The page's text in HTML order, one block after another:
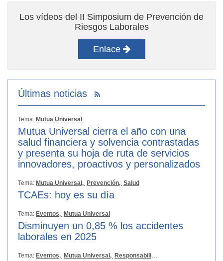
Los vídeos del II Simposium de Prevención de
Riesgos Laborales
Enlace
Últimas noticias
Tema: Mutua Universal
Mutua Universal cierra el año con una
salud financiera y solvencia contrastadas
y presenta su hoja de ruta de servicios
innovadores, proactivos y personalizados
Tema: Mutua Universal, Prevención, Salud
TCAEs: hoy es su día
Tema: Eventos, Mutua Universal
Disminuyen un 0,85 % los accidentes
laborales en 2025
Tema: Eventos, Mutua Universal, Responsabilidad Social